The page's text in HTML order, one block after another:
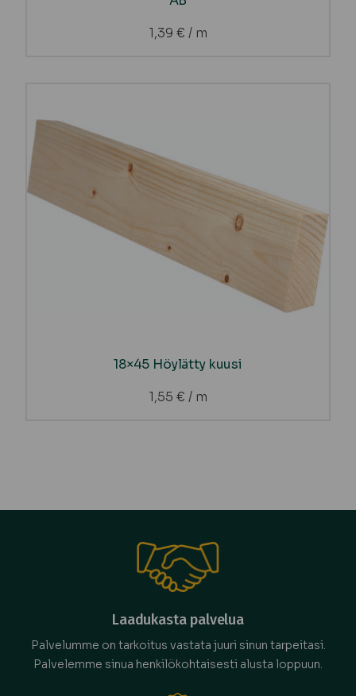
1,39 € / m
18×45 Höylätty kuusi
1,55 € / m
Laadukasta palvelua
Palvelumme on tarkoitus vastata juuri sinun tarpeitasi.
Palvelemme sinua henkilökohtaisesti alusta loppuun.